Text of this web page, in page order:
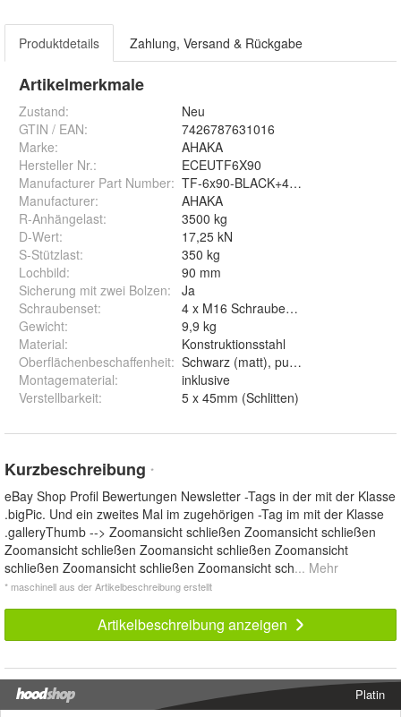
Produktdetails Zahlung, Versand & Rückgabe
Artikelmerkmale
Zustand:
Neu
GTIN / EAN:
7426787631016
Marke:
AHAKA
Hersteller Nr.:
ECEUTF6X90
Manufacturer Part Number: TF-6x90-BLACK+4xM16x50
Manufacturer:
AHAKA
R-Anhängelast:
3500 kg
D-Wert:
17,25 kN
S-Stützlast:
350 kg
Lochbild:
90 mm
Sicherung mit zwei Bolzen:
Ja
Schraubenset:
4 x M16 Schrauben (in der Lieferung
Gewicht:
9,9 kg
Material:
Konstruktionsstahl
Oberflächenbeschaffenheit: Schwarz (matt), pulverlackiert
Montagematerial:
inklusive
Verstellbarkeit: 5 x 45mm (Schlitten)
Kurzbeschreibung *
eBay Shop Profil Bewertungen Newsletter -Tags in der mit der Klasse
.bigPic. Und ein zweites Mal im zugehörigen -Tag im mit der Klasse
.galleryThumb --> Zoomansicht schließen Zoomansicht schließen
Zoomansicht schließen Zoomansicht schließen Zoomansicht
schließen Zoomansicht schließen Zoomansicht sch... Mehr
* maschinell aus der Artikelbeschreibung erstellt
Artikelbeschreibung anzeigen
Platin